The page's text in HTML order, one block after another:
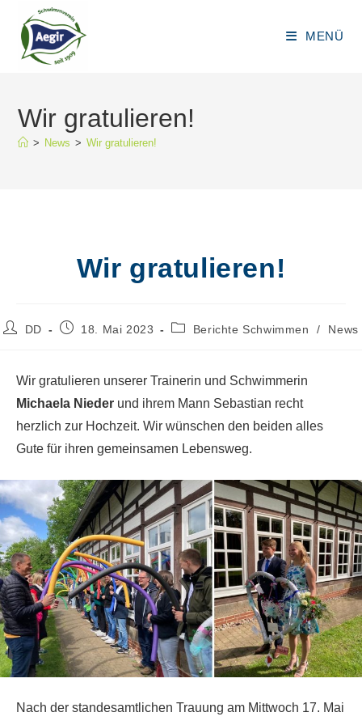
Inhalt
springen
MENÜ
Wir gratulieren!
> News > Wir gratulieren!
Wir gratulieren!
Beitrags-
DD
Beitrag18. Mai 2023
Beitrags-
Berichte Schwimmen / News
Wir gratulieren unserer Trainerin und Schwimmerin
Michaela Nieder und ihrem Mann Sebastian recht
herzlich zur Hochzeit. Wir wünschen den beiden alles
Gute für ihren gemeinsamen Lebensweg.
Nach der standesamtlichen Trauung am Mittwoch 17. Mai